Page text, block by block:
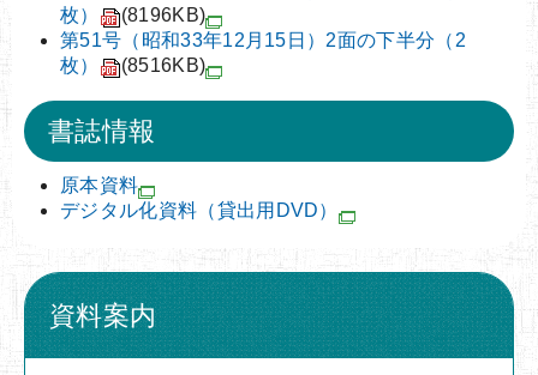
枚）
(8196KB)
第51号（昭和33年12月15日）2面の下半分（2
枚）
(8516KB)
書誌情報
原本資料
デジタル化資料（貸出用DVD）
資料案内